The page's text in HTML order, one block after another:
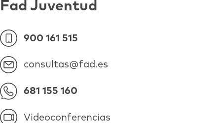
Fad Juventud
900 161 515
consultas@fad.es
681 155 160
Videoconferencias